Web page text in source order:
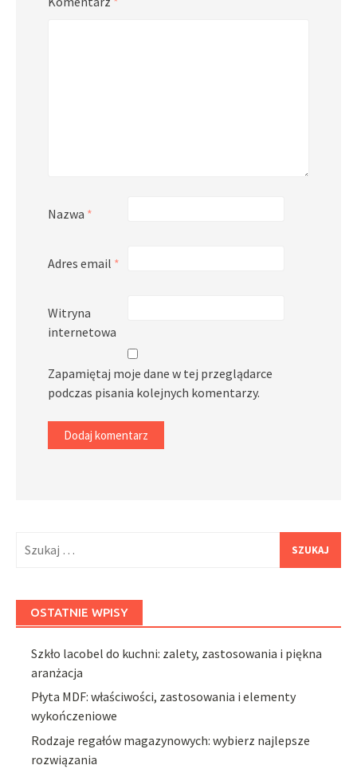
Nazwa *
Adres email *
Witryna
internetowa
Zapamiętaj moje dane w tej przeglądarce
podczas pisania kolejnych komentarzy.
OSTATNIE WPISY
Szkło lacobel do kuchni: zalety, zastosowania i piękna
aranżacja
Płyta MDF: właściwości, zastosowania i elementy
wykończeniowe
Rodzaje regałów magazynowych: wybierz najlepsze
rozwiązania